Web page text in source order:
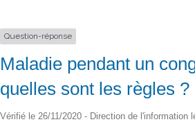
Question-réponse
Maladie pendant un
quelles sont les règles ?
Vérifié le 26/11/2020 - Direction de l'information